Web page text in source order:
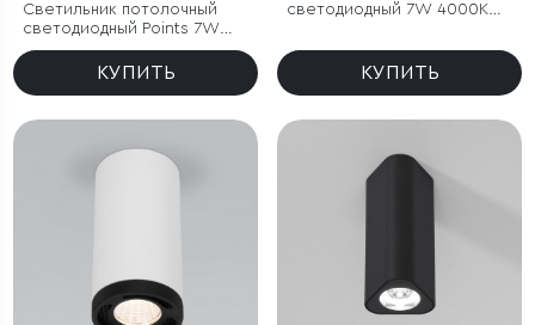
Светильник потолочный
светодиодный Points 7W
4000K белый
КУПИТЬ
светодиодный 7W 4000K
КУПИТЬ